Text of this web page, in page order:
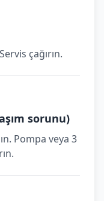
çağırın.
sorunu)
Pompa veya 3